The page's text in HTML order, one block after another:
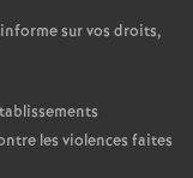
é
r
sur vos droits,
les violences faites